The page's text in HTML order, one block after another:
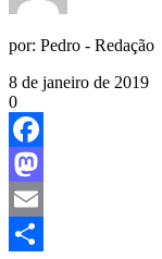
por: Pedro - Redação
8 de janeiro de 2019
0
Facebook
Mastodon
Email